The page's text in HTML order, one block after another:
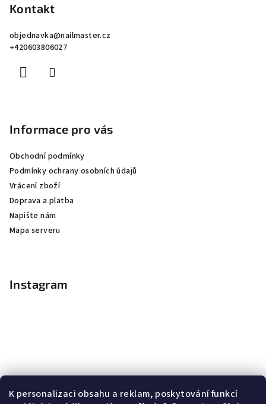
K personalizaci obsahu a reklam, poskytování funkcí
Kontakt
objednavka@nailmaster.cz
+420603806027
Informace pro vás
Obchodní podmínky
Podmínky ochrany osobních údajů
Vrácení zboží
Doprava a platba
Napište nám
Mapa serveru
Instagram